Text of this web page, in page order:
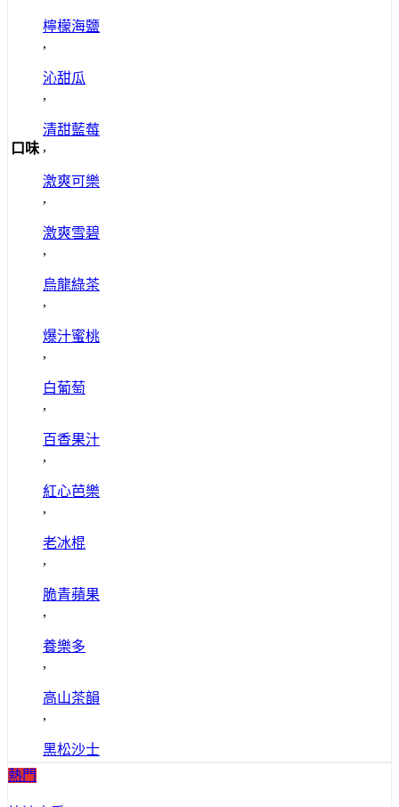
口味
檸檬海鹽
,
沁甜瓜
,
清甜藍莓
,
激爽可樂
,
激爽雪碧
,
烏龍綠茶
,
爆汁蜜桃
,
白葡萄
,
百香果汁
,
紅心芭樂
,
老冰棍
,
脆青蘋果
,
養樂多
,
高山茶韻
,
黑松沙士
熱門